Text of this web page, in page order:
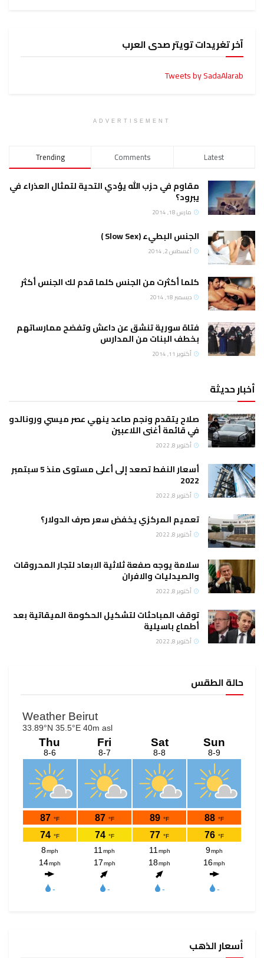
آخر تغريدات تويتر صدى العرب
Tweets by SadaAlarab
ADVERTISEMENT
Trending Comments Latest
مقاوم في حزب الله يؤدي التحية لتمثال العذراء في
يبرود؟
مارس 18, 2014
الجنس البطيء (Slow Sex )
أغسطس 2, 2014
كلما أكثرت من الجنس كلما قدم لك الجنس أكثر
ديسمبر 18, 2014
فتاة سورية تنشق عن داعش وتفضح ممارساتهم
بخطف البنات من المدارس
أكتوبر 11, 2014
أخبار حديثة
صلاح يتقدم ونجم صاعد ينهي عصر ميسي ورونالدو
في قائمة أغنى اللاعبين
أكتوبر 8, 2022
أسعار النفط تصعد إلى أعلى مستوى منذ 5 سبتمبر
2022
أكتوبر 8, 2022
تعميم المركزي يخفض سعر صرف الدولار؟
أكتوبر 8, 2022
سلامة يوجه صفعة ثلاثية الابعاد لتجار المحروقات
والصيدليات والافران
أكتوبر 8, 2022
توقف المباحثات لتشكيل الحكومة الميقاتية بعد
أطماع باسيلية
أكتوبر 8, 2022
حالة الطقس
أسعار الذهب